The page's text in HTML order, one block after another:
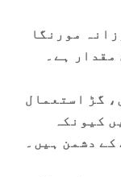
بڑے چمچ روزانہ مورنگا
ہے۔
گڑ استعمال
کیونکہ
دشمن ہیں۔